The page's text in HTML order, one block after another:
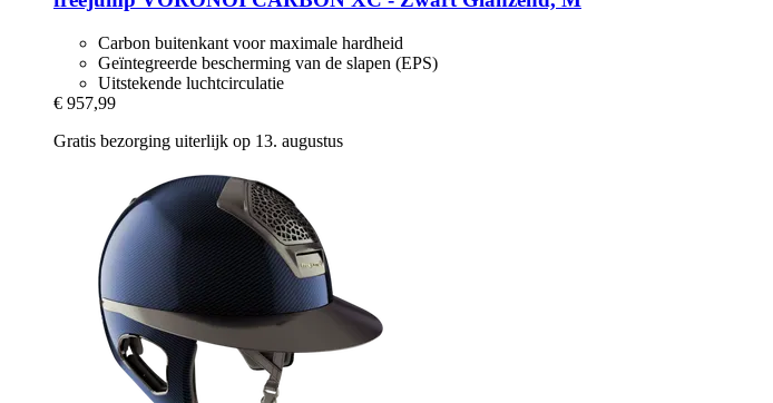
Carbon buitenkant voor maximale hardheid
Geïntegreerde bescherming van de slapen (EPS)
Uitstekende luchtcirculatie
€ 957,99
Gratis bezorging uiterlijk op 13. augustus